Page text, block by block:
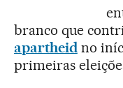
branco que
apartheidno
primeiras